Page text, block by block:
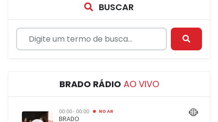
BUSCAR
BRADO RÁDIO AO VIVO